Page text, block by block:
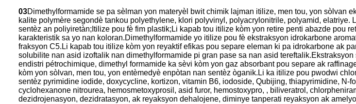
03Dimethylformamide se pa sèlman yon materyèl bwit chimik lajman itilize, men tou, yon sòlvan
kalite polymère segondè tankou polyethylene, klori polyvinyl, polyacrylonitrile, polyamid,
sentèz an poliyiretàn;Itilize pou fè fim plastik;Li kapab tou itilize kòm yon retire penti abazde pou
karakteristik sa yo nan koloran.Dimethylformamide yo itilize pou fè ekstraksyon idrokarbone
fraksyon C5.Li kapab tou itilize kòm yon reyaktif efikas pou separe eleman ki pa idrokarbone ak
solubilite nan asid izoftalik nan dimethylformamide pi gran pase sa nan asid
endistri pétrochimique, dimethyl formamide ka sèvi kòm yon gaz absorbant pou separe ak
kòm yon sòlvan, men tou, yon entèmedyè enpòtan nan sentèz òganik.Li ka itilize pou pwodwi
sentèz pyrimidine iodide, doxycycline, kortizon, vitamin B6, iodoside, Qubijing, thiapyrimidine,
cyclohexanone nitrourea, hemosmetoxyprosil, asid furor, hemostoxypro, , biliveratrol,
dezidrojenasyon, dezidratasyon, ak reyaksyon dehalojene, diminye tanperati reyaksyon ak